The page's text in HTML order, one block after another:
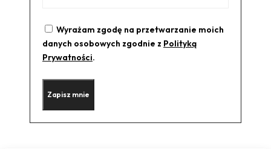
Wyrażam zgodę na przetwarzanie moich
danych osobowych zgodnie z Polityką
Prywatności.